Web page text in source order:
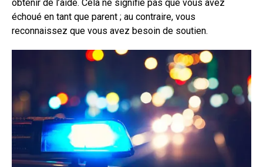
obtenir de l’aide. Cela ne signifie pas que vous avez
échoué en tant que parent ; au contraire, vous
reconnaissez que vous avez besoin de soutien.